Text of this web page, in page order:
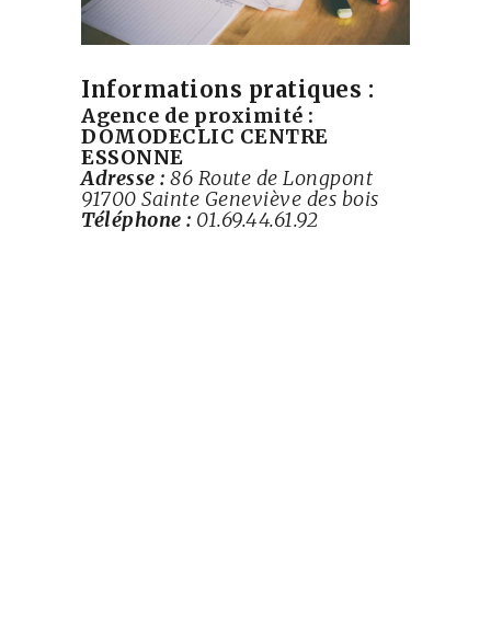
Informations pratiques :
Agence de proximité :
DOMODECLIC CENTRE
ESSONNE
Adresse : 86 Route de Longpont
91700 Sainte Geneviève des bois
Téléphone : 01.69.44.61.92